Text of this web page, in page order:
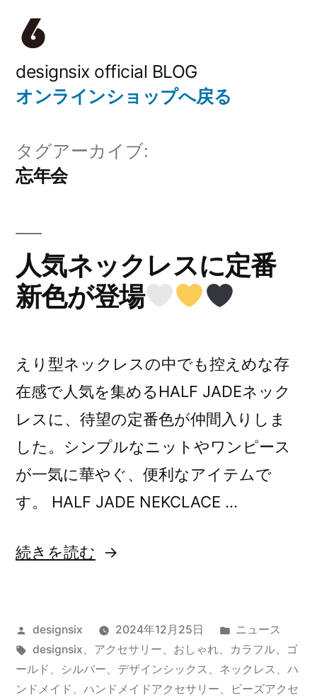
designsix official BLOG
オンラインショップへ戻る
タグアーカイブ:
忘年会
人気ネックレスに定番
新色が登場
えり型ネックレスの中でも控えめな存
在感で人気を集めるHALF JADEネック
レスに、待望の定番色が仲間入りしま
した。シンプルなニットやワンピース
が一気に華やぐ、便利なアイテムで
す。 HALF JADE NEKCLACE …
“人
ッ
ク
レ
続きを読む
投
稿
者:
designsix 2024年12月25日
カ
テ
ゴ
リ
ニュース
タ
グ:
designsix、 アクセサリー、 おしゃれ、 カラフル、
ゴ
ールド 、 シルバー、 デザインシックス 、 ネックレス 、 ハ
ンドメイド 、 ハンドメイドアクセサリー、
ビーズアクセ